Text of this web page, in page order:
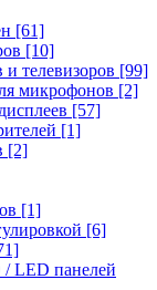
[61]
[10]
телевизоров [99]
микрофонов [2]
[57]
[1]
[2]
[1]
[6]
LED панелей